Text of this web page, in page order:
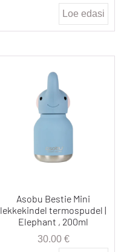
Loe edasi
Asobu Bestie Mini
lekkekindel termospudel |
Elephant , 200ml
30.00 €